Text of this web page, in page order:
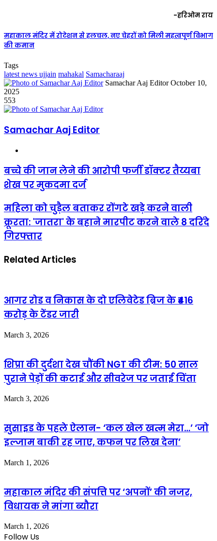
-हरिओम राय
महाकाल मंदिर में रोटेशन से हलचल, नए चेहरों को मिली महत्वपूर्ण विभाग
की कमान
Tags
latest news ujjain mahakal Samacharaaj
Samachar Aaj Editor Send
October 10,
2025
553
Samachar Aaj Editor
बच्चे की जान लेने की आरोपी फर्जी डॉक्टर तैय्यबा
शेख पर मुकदमा दर्ज
महिला को चुड़ैल बताकर रोंगटे खड़े करने वाली
क्रूरता: 'जातरा' के बहाने मारपीट करने वाले 8 दरिंदे
गिरफ्तार
Related Articles
आगर रोड व निकास के दो एलिवेटेड ब्रिज के ₹416
करोड़ के टेंडर जारी
March 3, 2026
शिप्रा की दुर्दशा देख चौंकी NGT की टीम: 50 साल
पुराने पेड़ों की कटाई और सीवरेज पर जताई चिंता
March 3, 2026
सुसाइड के पहले ऐलान- ‘कल खेल खत्म मेरा…’ ‘जो
इल्जाम बाकी रह जाए, कफन पर लिख देना’
March 1, 2026
महाकाल मंदिर की संपत्ति पर ‘अपनों’ की नजर,
विधायक ने मांगा ब्यौरा
March 1, 2026
Follow Us